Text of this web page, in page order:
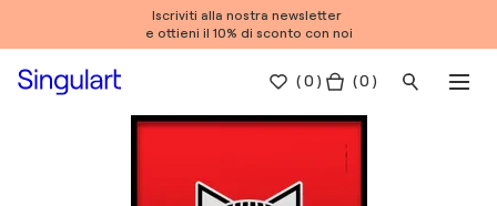
Iscriviti alla nostra newsletter
e ottieni il 10% di sconto con noi
(0 ) ( 0 )